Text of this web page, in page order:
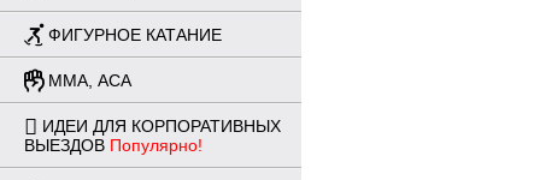
ФИГУРНОЕ КАТАНИЕ
ММА, ACA
ИДЕИ ДЛЯ КОРПОРАТИВНЫХ
ВЫЕЗДОВ Популярно!